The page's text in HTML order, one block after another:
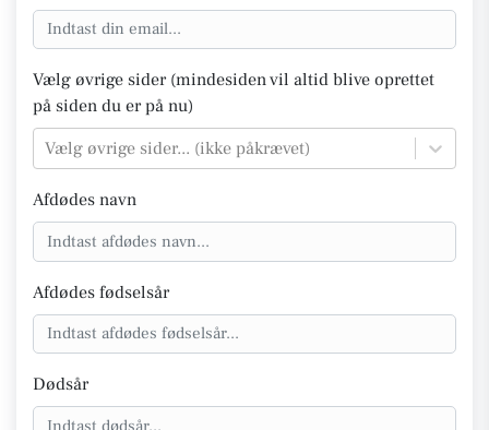
Vælg øvrige sider (mindesiden vil altid blive oprettet
på siden du er på nu)
Vælg øvrige sider... (ikke påkrævet)
Afdødes navn
Afdødes fødselsår
Dødsår